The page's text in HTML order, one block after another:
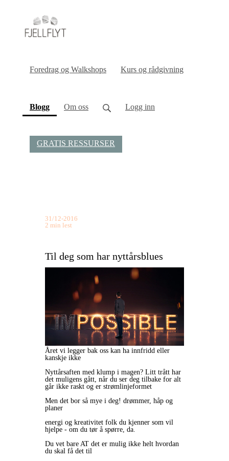
Foredrag og Walkshops Kurs og rådgivning
Blogg(current)
Om oss Logg inn
GRATIS RESSURSER
31/12-2016
2 min lest
Til deg som har nyttårsblues
Året vi legger bak oss kan ha innfridd eller
kanskje ikke
Nyttårsaften med klump i magen? Litt trått har
det muligens gått, når du ser deg tilbake for alt
går ikke raskt og er strømlinjeformet
Men det bor så mye i deg! drømmer, håp og
planer
energi og kreativitet folk du kjenner som vil
hjelpe - om du tør å spørre, da.
Du vet bare AT det er mulig ikke helt hvordan
du skal få det til